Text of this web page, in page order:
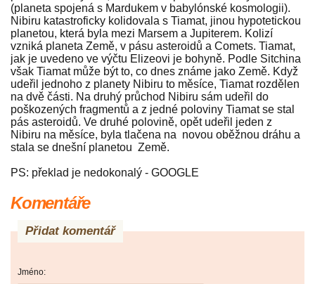
(planeta spojená s Mardukem v babylónské kosmologii).
Nibiru katastroficky kolidovala s Tiamat, jinou hypotetickou
planetou, která byla mezi Marsem a Jupiterem. Kolizí
vzniká planeta Země, v pásu asteroidů a Comets. Tiamat,
jak je uvedeno ve výčtu Elizeovi je bohyně. Podle Sitchina
však Tiamat může být to, co dnes známe jako Země. Když
udeřil jednoho z planety Nibiru to měsíce, Tiamat rozdělen
na dvě části. Na druhý průchod Nibiru sám udeřil do
poškozených fragmentů a z jedné poloviny Tiamat se stal
pás asteroidů. Ve druhé polovině, opět udeřil jeden z
Nibiru na měsíce, byla tlačena na novou oběžnou dráhu a
stala se dnešní planetou Země.
PS: překlad je nedokonalý - GOOGLE
Komentáře
Přidat komentář
Jméno: